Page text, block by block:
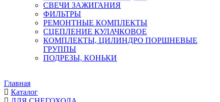
СВЕЧИ ЗАЖИГАНИЯ
ФИЛЬТРЫ
РЕМОНТНЫЕ КОМПЛЕКТЫ
СЦЕПЛЕНИЕ КУЛАЧКОВОЕ
КОМПЛЕКТЫ, ЦИЛИНДРО ПОРШНЕВЫЕ
ГРУППЫ
ПОДРЕЗЫ, КОНЬКИ
Главная
Каталог